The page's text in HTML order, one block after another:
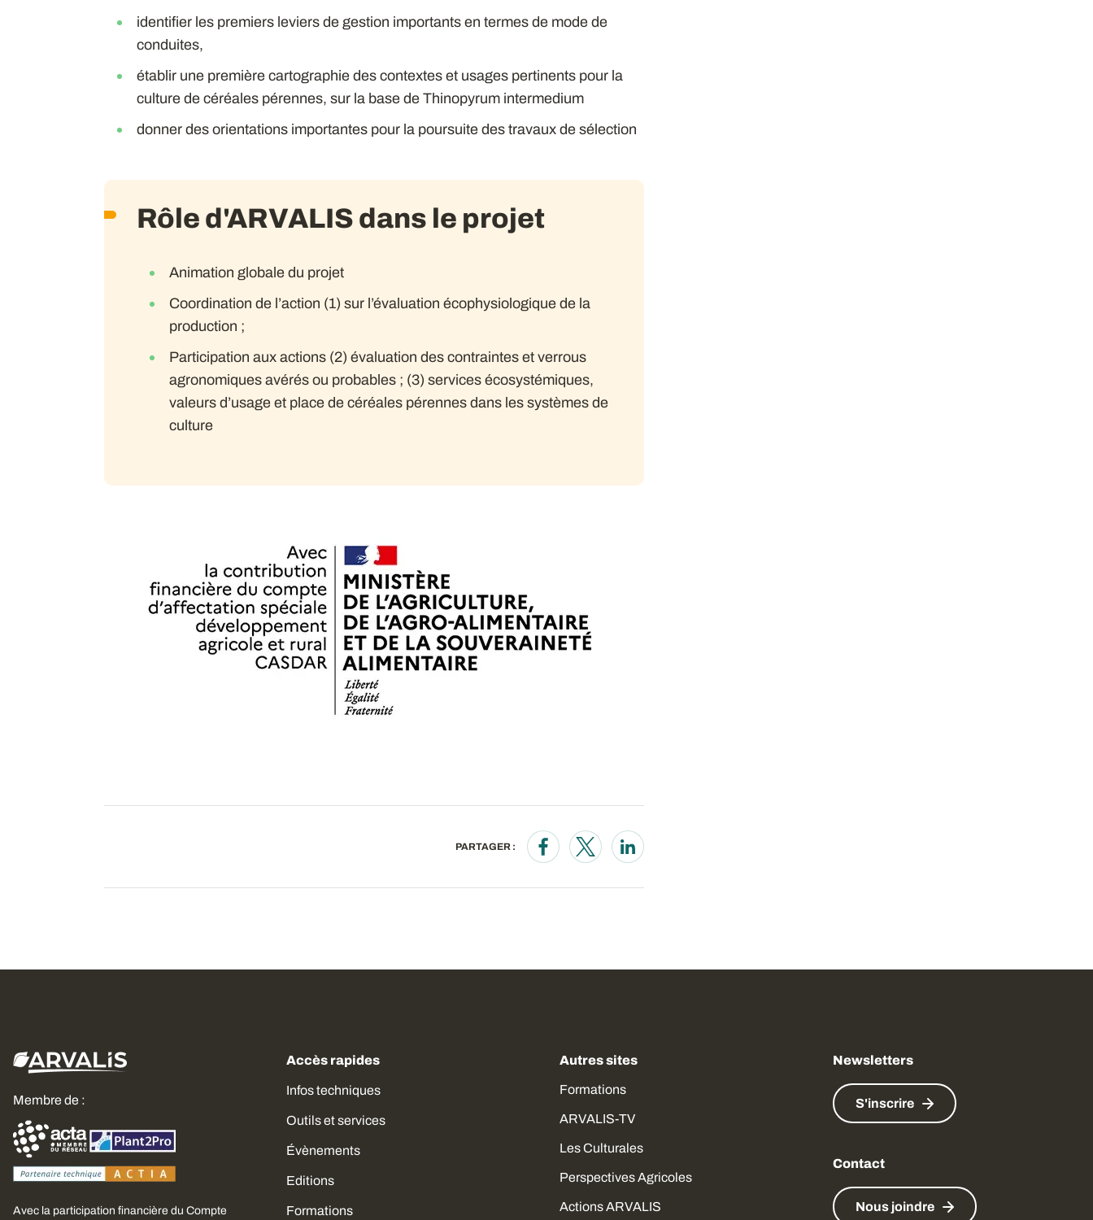
identifier les premiers leviers de gestion importants en termes de mode de
conduites,
établir une première cartographie des contextes et usages pertinents pour la
culture de céréales pérennes, sur la base de Thinopyrum intermedium
donner des orientations importantes pour la poursuite des travaux de sélection
Rôle d'ARVALIS dans le projet
Animation globale du projet
Coordination de l’action (1) sur l’évaluation écophysiologique de la
production ;
Participation aux actions (2) évaluation des contraintes et verrous
agronomiques avérés ou probables ; (3) services écosystémiques,
valeurs d’usage et place de céréales pérennes dans les systèmes de
culture
PARTAGER :
Opens in a new window
Opens in a new window
Opens in a new window
Membre de :
Avec la participation financière du Compte
Accès rapides
Infos techniques
Outils et services
Évènements
Editions
Formations
Autres sites
Formations
ARVALIS-TV
Les Culturales
Perspectives Agricoles
Actions ARVALIS
Newsletters
S'inscrire
Contact
Nous joindre